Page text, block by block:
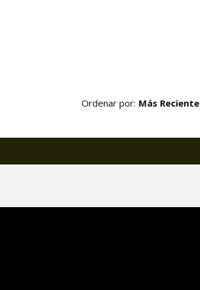
Ordenar por: Más Reciente